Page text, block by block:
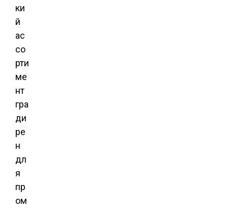
ки
й
ас
со
рти
ме
нт
гра
ди
ре
н
дл
я
пр
ом